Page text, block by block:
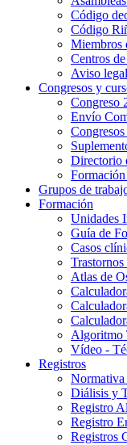
Código
Código
Miembros
Centros
Aviso
Congresos y
Congreso
Envío
Directorio
Grupos de
Formación
Unidades
Guía de
Casos
Atlas de
Algoritmo
Vídeo -
Registros
Normativa
Diálisis y
Registro
Registro
Registros